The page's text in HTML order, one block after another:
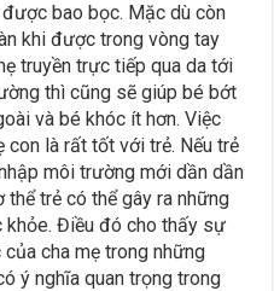
bao bọc. Mặc dù còn
khi được trong vòng tay
truyền trực tiếp qua da tới
thì cũng sẽ giúp bé bớt
và bé khóc ít hơn. Việc
là rất tốt với trẻ. Nếu trẻ
môi trường mới dần dần
trẻ có thể gây ra những
khỏe. Điều đó cho thấy sự
cha mẹ trong những
ý nghĩa quan trọng trong